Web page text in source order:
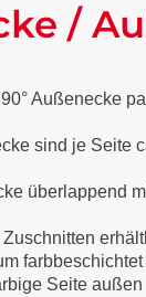
/
Außenecke
sind je Seite
überlappend
Seite außen